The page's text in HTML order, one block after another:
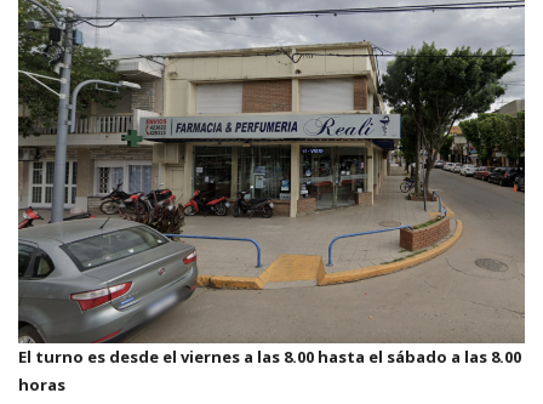
El turno es desde el viernes a las 8.00 hasta el sábado a las 8.00
horas